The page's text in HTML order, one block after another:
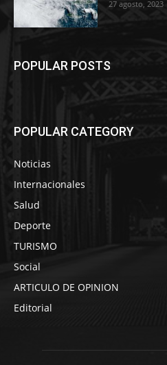
27 agosto, 2023
POPULAR POSTS
POPULAR CATEGORY
Noticias
Internacionales
Salud
Deporte
TURISMO
Social
ARTICULO DE OPINION
Editorial